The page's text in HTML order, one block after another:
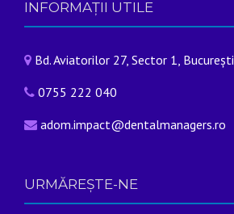
INFORMAȚII UTILE
Bd. Aviatorilor 27, Sector 1, București
0755 222 040
adom.impact@dentalmanagers.ro
URMĂREȘTE-NE